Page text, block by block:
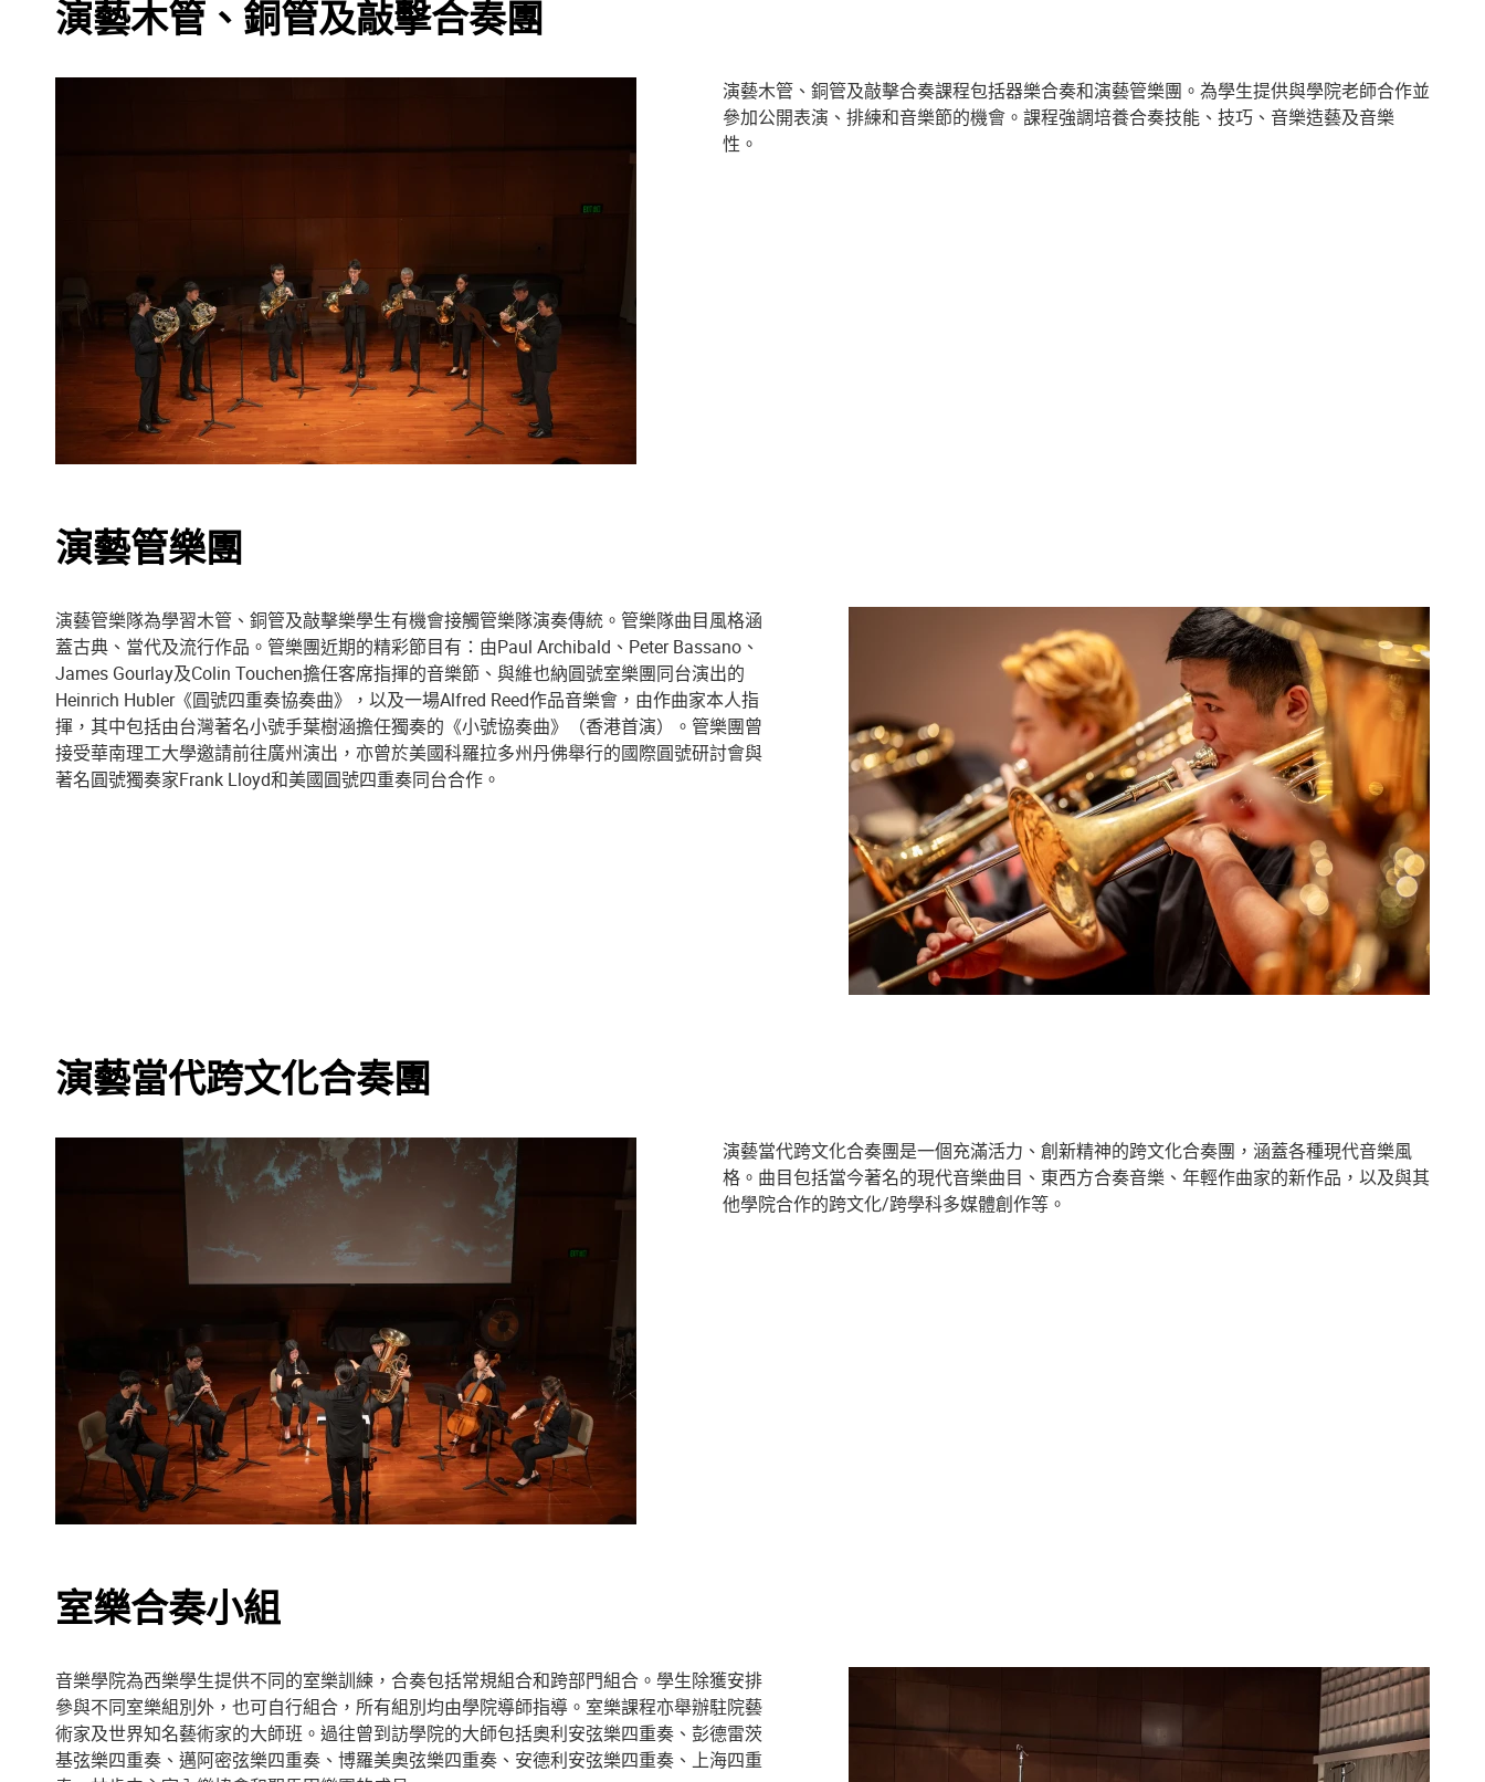
演藝木管、銅管及敲擊合奏團
演藝木管、銅管及敲擊合奏課程包括器樂合奏和演藝管樂團。為學生提供與學院老師合作並
參加公開表演、排練和音樂節的機會。課程強調培養合奏技能、技巧、音樂造藝及音樂
性。
演藝管樂團
演藝管樂隊為學習木管、銅管及敲擊樂學生有機會接觸管樂隊演奏傳統。管樂隊曲目風格涵
蓋古典、當代及流行作品。管樂團近期的精彩節目有：由Paul Archibald、Peter Bassano、
James Gourlay及Colin Touchen擔任客席指揮的音樂節、與維也納圓號室樂團同台演出的
Heinrich Hubler《圓號四重奏協奏曲》，以及一場Alfred Reed作品音樂會，由作曲家本人指
揮，其中包括由台灣著名小號手葉樹涵擔任獨奏的《小號協奏曲》（香港首演）。管樂團曾
接受華南理工大學邀請前往廣州演出，亦曾於美國科羅拉多州丹佛舉行的國際圓號研討會與
著名圓號獨奏家Frank Lloyd和美國圓號四重奏同台合作。
演藝當代跨文化合奏團
演藝當代跨文化合奏團是一個充滿活力、創新精神的跨文化合奏團，涵蓋各種現代音樂風
格。曲目包括當今著名的現代音樂曲目、東西方合奏音樂、年輕作曲家的新作品，以及與其
他學院合作的跨文化/跨學科多媒體創作等。
室樂合奏小組
音樂學院為西樂學生提供不同的室樂訓練，合奏包括常規組合和跨部門組合。學生除獲安排
參與不同室樂組別外，也可自行組合，所有組別均由學院導師指導。室樂課程亦舉辦駐院藝
術家及世界知名藝術家的大師班。過往曾到訪學院的大師包括奧利安弦樂四重奏、彭德雷茨
基弦樂四重奏、邁阿密弦樂四重奏、博羅美奧弦樂四重奏、安德利安弦樂四重奏、上海四重